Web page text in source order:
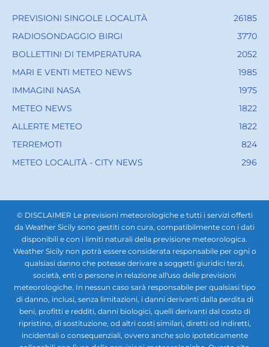
PREVISIONI SINGOLE LOCALITÀ
26185
RADIOSONDAGGIO BIRGI
3770
BOLLETTINI DI TEMPERATURA
2052
MARI E VENTI METEO NEWS
1985
IMMAGINI NASA
1975
METEO NEWS
1822
ALLERTE METEO
1822
TERREMOTI
824
METEO LOCALITÀ - CITY NEWS
296
© DISCLAIMER Le previsioni meteorologiche e tutti i servizi offerti
da Weather Sicily sono gestiti con cura, compatibilmente con i dati
disponibili e con i limiti naturali della previsione meteorologica.
Weather Sicily non potrà essere considerata responsabile per ogni o
qualsiasi danno che potesse derivare a soggetti giuridici terzi,
società, enti o persone in relazione all'uso delle previsioni
meteorologiche. In nessun caso sarà responsabile per qualsiasi tipo
di danno, inclusi, senza limitazioni, i danni derivanti dalla perdita di
beni, profitti e redditi, danni biologici, quelli derivanti dal costo di
ripristino, di sostituzione, od altri costi similari, diretti od indiretti,
incidentali o consequenziali, ovvero anche solo ipoteticamente